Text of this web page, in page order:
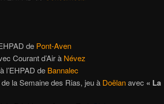
de Pont-Aven
Courant d’Air à Névez
l’EHPAD de Bannalec
la Semaine des Rias, jeu à Doëlanavec « La